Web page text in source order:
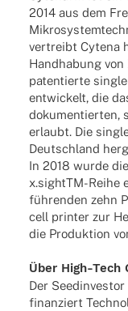
2014 aus dem
vertreibt Cytena
Hand­ha­bung von
paten­tierte
entwi­ckelt, die
doku­men­tier­ten,
erlaubt. Die
Deutsch­land
In 2018 wurde
x.sightTM-Reihe
führen­den zehn
cell prin­ter zur
die Produk­tion
Über High-Tech
Der
finan­ziert